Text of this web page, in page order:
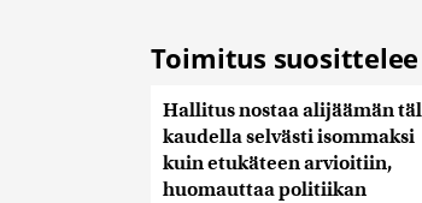
Toimitus suosittelee
Hallitus nostaa alijäämän
kaudella selvästi isommaksi
kuin etukäteen arvioitiin,
huomauttaa politiikan